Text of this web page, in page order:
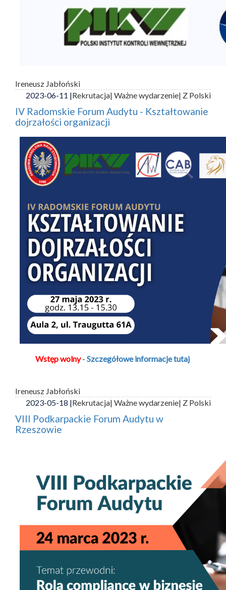
Ireneusz Jabłoński
2023-06-11 |Rekrutacja| Ważne wydarzenie| Z Polski
IV Radomskie Forum Audytu - Kształtowanie
dojrzałości organizacji
Wstęp wolny- Szczegółowe informacje tutaj
Ireneusz Jabłoński
2023-05-18 |Rekrutacja| Ważne wydarzenie| Z Polski
VIII Podkarpackie Forum Audytu w
Rzeszowie